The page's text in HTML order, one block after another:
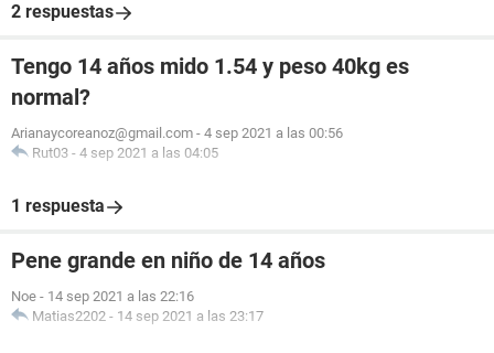
2 respuestas
Tengo 14 años mido 1.54 y peso 40kg es
normal?
Arianaycoreanoz@gmail.com - 4 sep 2021 a las 00:56
Rut03 - 4 sep 2021 a las 04:05
1 respuesta
Pene grande en niño de 14 años
Noe - 14 sep 2021 a las 22:16
Matias2202 - 14 sep 2021 a las 23:17